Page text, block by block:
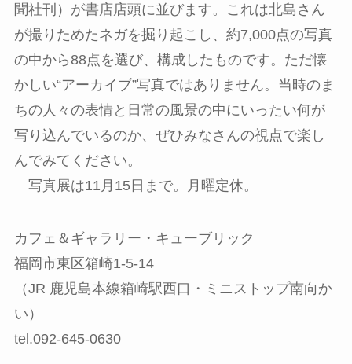
聞社刊）が書店店頭に並びます。これは北島さん
が撮りためたネガを掘り起こし、約7,000点の写真
の中から88点を選び、構成したものです。ただ懐
かしい“アーカイブ”写真ではありません。当時のま
ちの人々の表情と日常の風景の中にいったい何が
写り込んでいるのか、ぜひみなさんの視点で楽し
んでみてください。
写真展は11月15日まで。月曜定休。
カフェ＆ギャラリー・キューブリック
福岡市東区箱崎1-5-14
（JR 鹿児島本線箱崎駅西口・ミニストップ南向か
い）
tel.092-645-0630